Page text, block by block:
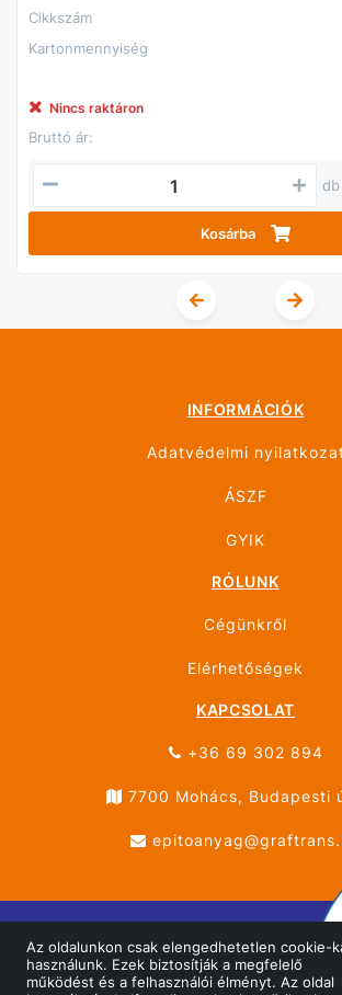
Az oldalunkon csak elengedhetetlen cookie-
használunk. Ezek biztosítják a megfelelő
működést és a felhasználói élményt. Az oldal
Cikkszám
Kartonmennyiség
Nincs raktáron
Bruttó ár:
db
Kosárba
INFORMÁCIÓK
Adatvédelmi
ÁSZF
GYIK
RÓLUNK
Cégünkről
Elérhetőségek
KAPCSOLAT
+36 69 302 894
7700 Mohács, Budapesti
© ÚJHÁZ GRÁF TRANS MOHÁCS
fenntartva!